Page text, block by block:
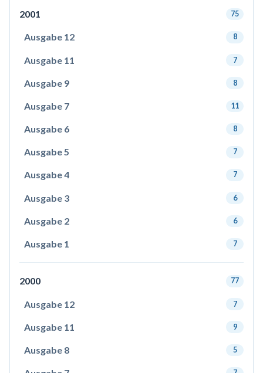
2001 75
Ausgabe 12 8
Ausgabe 11 7
Ausgabe 9 8
Ausgabe 7 11
Ausgabe 6 8
Ausgabe 5 7
Ausgabe 4 7
Ausgabe 3 6
Ausgabe 2 6
Ausgabe 1 7
2000 77
Ausgabe 12 7
Ausgabe 11 9
Ausgabe 8 5